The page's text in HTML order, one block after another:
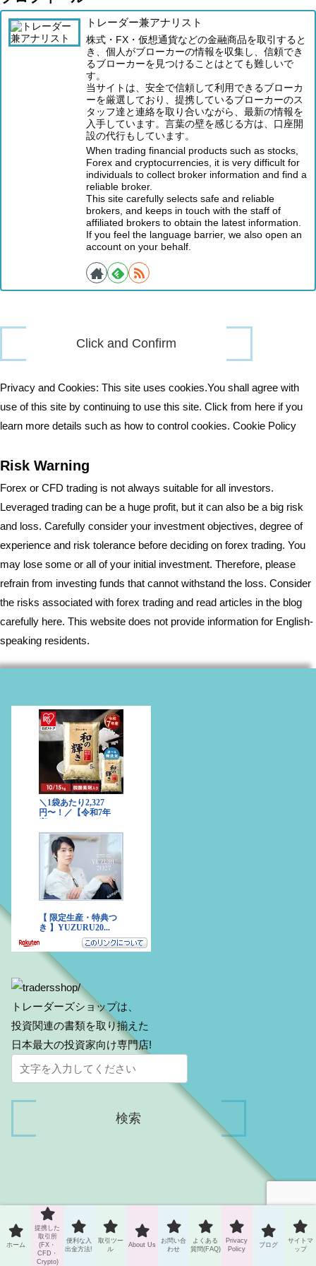
トレーダー兼アナリスト
株式・FX・仮想通貨などの金融商品を取引すると
き、個人がブローカーの情報を収集し、信頼でき
るブローカーを見つけることはとても難しいで
す。
当サイトは、安全で信頼して利用できるブローカ
ーを厳選しており、提携しているブローカーのス
タッフ達と連絡を取り合いながら、最新の情報を
入手しています。言葉の壁を感じる方は、口座開
設の代行もしています。
When trading financial products such as stocks,
Forex and cryptocurrencies, it is very difficult for
individuals to collect broker information and find a
reliable broker.
This site carefully selects safe and reliable
brokers, and keeps in touch with the staff of
affiliated brokers to obtain the latest information.
If you feel the language barrier, we also open an
account on your behalf.
Privacy and Cookies: This site uses cookies.You shall agree with
use of this site by continuing to use this site. Click from here if you
learn more details such as how to control cookies. Cookie Policy
Risk Warning
Forex or CFD trading is not always suitable for all investors.
Leveraged trading can be a huge profit, but it can also be a big risk
and loss. Carefully consider your investment objectives, degree of
experience and risk tolerance before deciding on forex trading. You
may lose some or all of your initial investment. Therefore, please
refrain from investing funds that cannot withstand the loss. Consider
the risks associated with forex trading and read articles in the blog
carefully here. This website does not provide information for English-
speaking residents.
トレーダーズショップは、
投資関連の書類を取り揃えた
日本最大の投資家向け専門店!
Risk Warning
Forex or CFD trading is not suitable for all investors. Leveraged
ホーム
提携した
取引所
(FX・
CFD・
Crypto)
便利な入
出金方法!
取引ツー
ル
About Us
お問い合
わせ
よくある
質問(FAQ)
Privacy
Policy
ブログ
サイトマ
ップ